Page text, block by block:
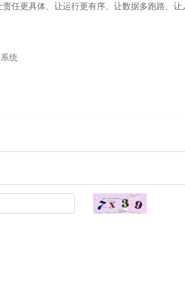
任更具体、让运行更有序、让数据多跑路、让
统